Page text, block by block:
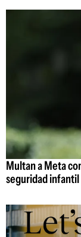
Multan a Meta
seguridad infantil